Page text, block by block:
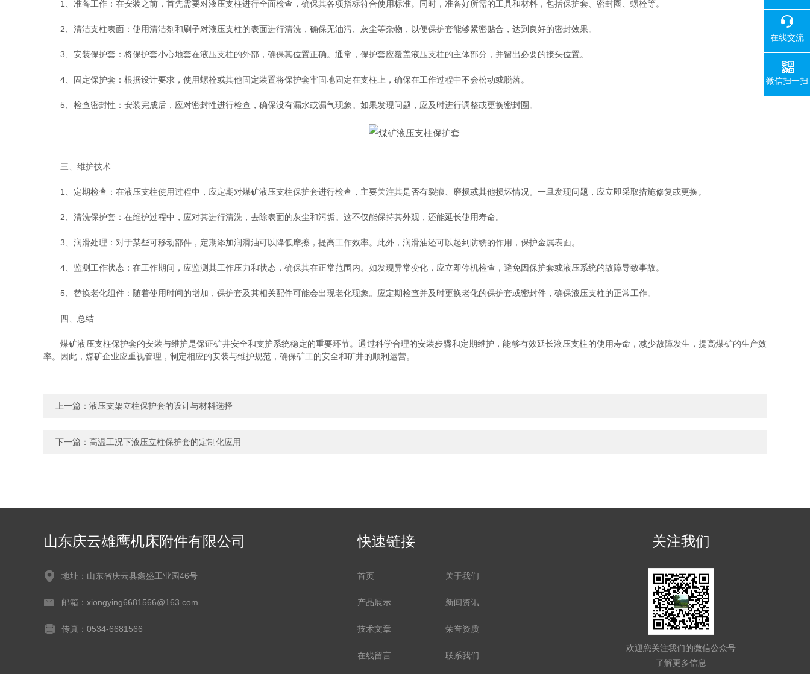
1、准备工作：在安装之前，首先需要对液压支柱进行全面检查，确保其各项指标符合使用标准。同时，准备好所需的工具和材料，包括保护套、密封圈、螺栓等。
2、清洁支柱表面：使用清洁剂和刷子对液压支柱的表面进行清洗，确保无油污、灰尘等杂物，以便保护套能够紧密贴合，达到良好的密封效果。
3、安装保护套：将保护套小心地套在液压支柱的外部，确保其位置正确。通常，保护套应覆盖液压支柱的主体部分，并留出必要的接头位置。
4、固定保护套：根据设计要求，使用螺栓或其他固定装置将保护套牢固地固定在支柱上，确保在工作过程中不会松动或脱落。
5、检查密封性：安装完成后，应对密封性进行检查，确保没有漏水或漏气现象。如果发现问题，应及时进行调整或更换密封圈。
三、维护技术
1、定期检查：在液压支柱使用过程中，应定期对煤矿液压支柱保护套进行检查，主要关注其是否有裂痕、磨损或其他损坏情况。一旦发现问题，应立即采取措施修复或更换。
2、清洗保护套：在维护过程中，应对其进行清洗，去除表面的灰尘和污垢。这不仅能保持其外观，还能延长使用寿命。
3、润滑处理：对于某些可移动部件，定期添加润滑油可以降低摩擦，提高工作效率。此外，润滑油还可以起到防锈的作用，保护金属表面。
4、监测工作状态：在工作期间，应监测其工作压力和状态，确保其在正常范围内。如发现异常变化，应立即停机检查，避免因保护套或液压系统的故障导致事故。
5、替换老化组件：随着使用时间的增加，保护套及其相关配件可能会出现老化现象。应定期检查并及时更换老化的保护套或密封件，确保液压支柱的正常工作。
四、总结
煤矿液压支柱保护套的安装与维护是保证矿井安全和支护系统稳定的重要环节。通过科学合理的安装步骤和定期维护，能够有效延长液压支柱的使用寿命，减少故障发生，提高煤矿的生产效
率。因此，煤矿企业应重视管理，制定相应的安装与维护规范，确保矿工的安全和矿井的顺利运营。
上一篇： 液压支架立柱保护套的设计与材料选择
下一篇： 高温工况下液压立柱保护套的定制化应用
山东庆云雄鹰机床附件有限公司
地址：山东省庆云县鑫盛工业园46号
邮箱：xiongying6681566@163.com
传真：0534-6681566
快速链接
首页 关于我们
产品展示 新闻资讯
技术文章 荣誉资质
在线留言 联系我们
关注我们
欢迎您关注我们的微信公众号
了解更多信息
在线交流
微信扫一扫